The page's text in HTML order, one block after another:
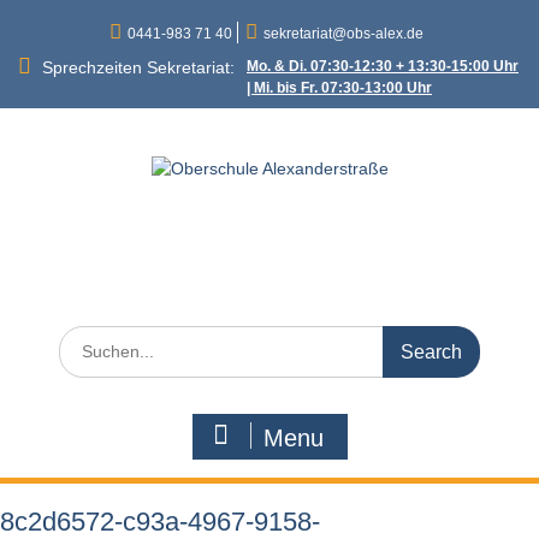
content
0441-983 71 40 sekretariat@obs-alex.de
Sprechzeiten Sekretariat:
Mo. & Di. 07:30-12:30 + 13:30-15:00 Uhr
| Mi. bis Fr. 07:30-13:00 Uhr
Search
for:
Menu
8c2d6572-c93a-4967-9158-